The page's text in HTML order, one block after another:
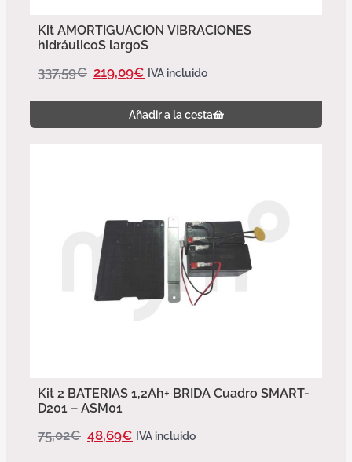
Kit AMORTIGUACION VIBRACIONES
hidráulicoS largoS
337,59€ 219,09€ IVA incluido
Añadir a la cesta
Kit 2 BATERIAS 1,2Ah+ BRIDA Cuadro SMART-
D201 – ASM01
75,02€ 48,69€ IVA incluido